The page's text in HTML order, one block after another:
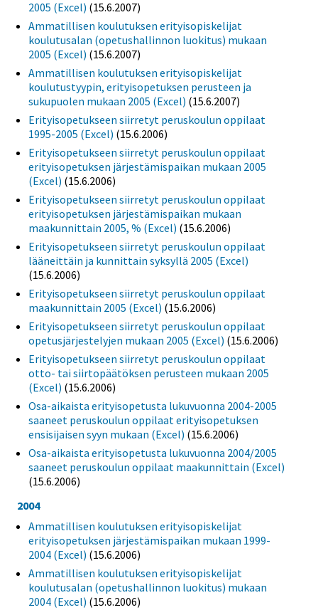
2005 (Excel) (15.6.2007)
Ammatillisen koulutuksen erityisopiskelijat
koulutusalan (opetushallinnon luokitus) mukaan
2005 (Excel) (15.6.2007)
Ammatillisen koulutuksen erityisopiskelijat
koulutustyypin, erityisopetuksen perusteen ja
sukupuolen mukaan 2005 (Excel) (15.6.2007)
Erityisopetukseen siirretyt peruskoulun oppilaat
1995-2005 (Excel) (15.6.2006)
Erityisopetukseen siirretyt peruskoulun oppilaat
erityisopetuksen järjestämispaikan mukaan 2005
(Excel) (15.6.2006)
Erityisopetukseen siirretyt peruskoulun oppilaat
erityisopetuksen järjestämispaikan mukaan
maakunnittain 2005, % (Excel) (15.6.2006)
Erityisopetukseen siirretyt peruskoulun oppilaat
lääneittäin ja kunnittain syksyllä 2005 (Excel)
(15.6.2006)
Erityisopetukseen siirretyt peruskoulun oppilaat
maakunnittain 2005 (Excel) (15.6.2006)
Erityisopetukseen siirretyt peruskoulun oppilaat
opetusjärjestelyjen mukaan 2005 (Excel) (15.6.2006)
Erityisopetukseen siirretyt peruskoulun oppilaat
otto- tai siirtopäätöksen perusteen mukaan 2005
(Excel) (15.6.2006)
Osa-aikaista erityisopetusta lukuvuonna 2004-2005
saaneet peruskoulun oppilaat erityisopetuksen
ensisijaisen syyn mukaan (Excel) (15.6.2006)
Osa-aikaista erityisopetusta lukuvuonna 2004/2005
saaneet peruskoulun oppilaat maakunnittain (Excel)
(15.6.2006)
2004
Ammatillisen koulutuksen erityisopiskelijat
erityisopetuksen järjestämispaikan mukaan 1999-
2004 (Excel) (15.6.2006)
Ammatillisen koulutuksen erityisopiskelijat
koulutusalan (opetushallinnon luokitus) mukaan
2004 (Excel) (15.6.2006)